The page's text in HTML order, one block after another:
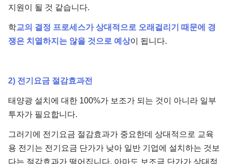
지원이 될 것 같습니다.
학교의 결정 프로세스가 상대적으로 오래걸리기 때문에 경
쟁은 치열하지는 않을 것으로 예상이 됩니다.
2) 전기요금 절감효과전
태양광 설치에 대한 100%가 보조가 되는 것이 아니라 일부
투자가 필요합니다.
그러기에 전기요금 절감효과가 중요한데 상대적으로 교육
용 전기는 전기요금 단가가 낮아 일반 기업에 설치하는 것보
다는 절감효과가 떨어집니다. 아마도 보조금 단가가 상대적